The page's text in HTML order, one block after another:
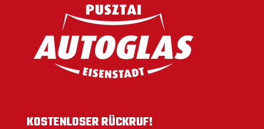
KOSTENLOSER RÜCKRUF!